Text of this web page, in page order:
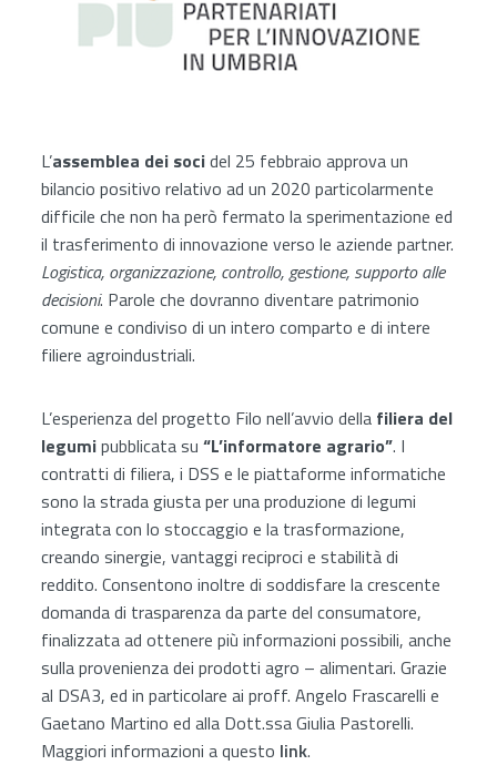
L’assemblea dei socidel 25 febbraio approva un
bilancio positivo relativo ad un 2020 particolarmente
difficile che non ha però fermato la sperimentazione ed
il trasferimento di innovazione verso le aziende partner.
Logistica, organizzazione, controllo, gestione, supporto alle
decisioni. Parole che dovranno diventare patrimonio
comune e condiviso di un intero comparto e di intere
filiere agroindustriali.
L’esperienza del progetto Filo nell’avvio della filiera del
legumipubblicata su“L’informatore agrario”. I
contratti di filiera, i DSS e le piattaforme informatiche
sono la strada giusta per una produzione di legumi
integrata con lo stoccaggio e la trasformazione,
creando sinergie, vantaggi reciproci e stabilità di
reddito. Consentono inoltre di soddisfare la crescente
domanda di trasparenza da parte del consumatore,
finalizzata ad ottenere più informazioni possibili, anche
sulla provenienza dei prodotti agro – alimentari. Grazie
al DSA3, ed in particolare ai proff. Angelo Frascarelli e
Gaetano Martino ed alla Dott.ssa Giulia Pastorelli.
Maggiori informazioni a questo link.